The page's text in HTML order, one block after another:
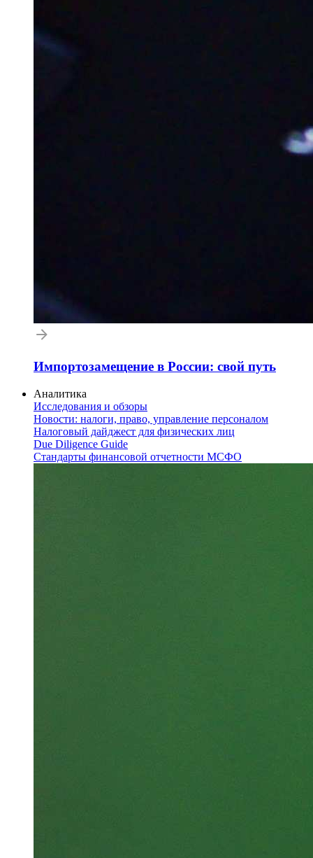
Импортозамещение в России: свой путь
Аналитика
Исследования и обзоры
Новости: налоги, право, управление персоналом
Налоговый дайджест для физических лиц
Due Diligence Guide
Стандарты финансовой отчетности МСФО